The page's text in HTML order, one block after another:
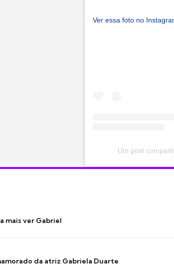
Ver essa foto no
Um post
mais ver Gabriel
da atriz Gabriela Duarte